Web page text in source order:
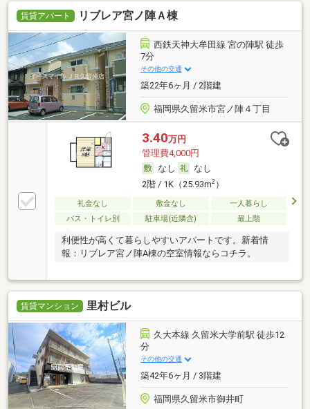
賃貸アパート リブレア宮ノ陣Ａ棟
西鉄天神大牟田線 宮の陣駅 徒歩
7分
その他の交通
築22年6ヶ月 / 2階建
福岡県久留米市宮ノ陣４丁目
3.40万円
管理費4,000円
なし
なし
2階 / 1K（25.93m2）
礼金なし 敷金なし
一人暮らし
バス・トイレ別
駐車場(近隣含) 最上階
利便性が高くて暮らしやすいアパートです。新着情
報：リブレア宮ノ陣A棟の空室情報ならコチラ。
賃貸マンション 里村ビル
久大本線 久留米大学前駅 徒歩12
分
その他の交通
築42年6ヶ月 / 3階建
福岡県久留米市御井町